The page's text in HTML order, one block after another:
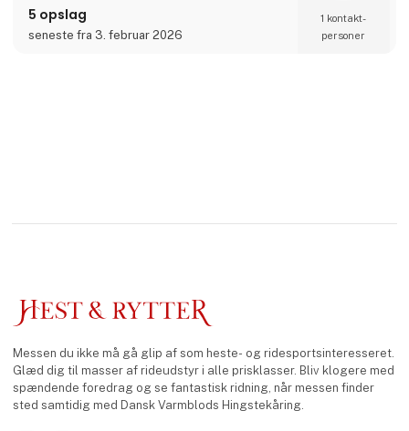
præsenteres i et begrænset oplag
5 opslag
seneste fra 3. februar 2026
1 kontakt­
personer
Messen du ikke må gå glip af som heste- og ridesportsinteresseret.
Glæd dig til masser af rideudstyr i alle prisklasser. Bliv klogere med
spændende foredrag og se fantastisk ridning, når messen finder
sted samtidig med Dansk Varmblods Hingstekåring.